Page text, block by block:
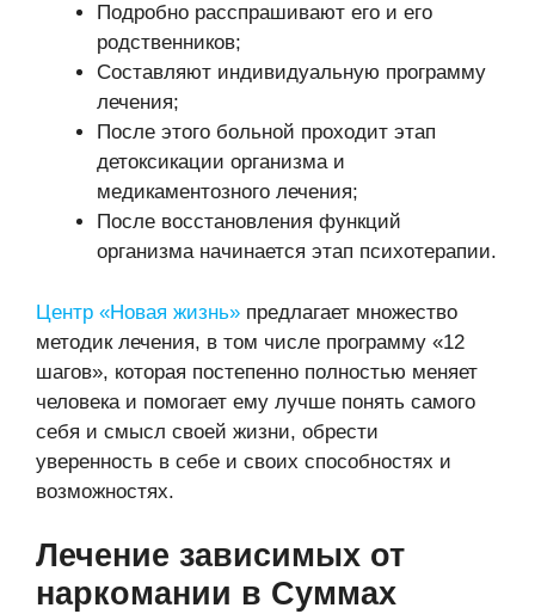
Подробно расспрашивают его и его
родственников;
Составляют индивидуальную программу
лечения;
После этого больной проходит этап
детоксикации организма и
медикаментозного лечения;
После восстановления функций
организма начинается этап психотерапии.
Центр «Новая жизнь» предлагает множество
методик лечения, в том числе программу «12
шагов», которая постепенно полностью меняет
человека и помогает ему лучше понять самого
себя и смысл своей жизни, обрести
уверенность в себе и своих способностях и
возможностях.
Лечение зависимых от
наркомании в Суммах